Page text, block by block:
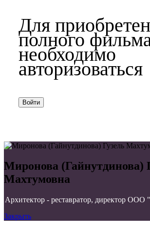
Для
полного
необходимо
авторизоваться
Войти
Миронова (Гайнутдинова)
Махтумовна
Архитектор - реставратор, директор ООО
Закрыть